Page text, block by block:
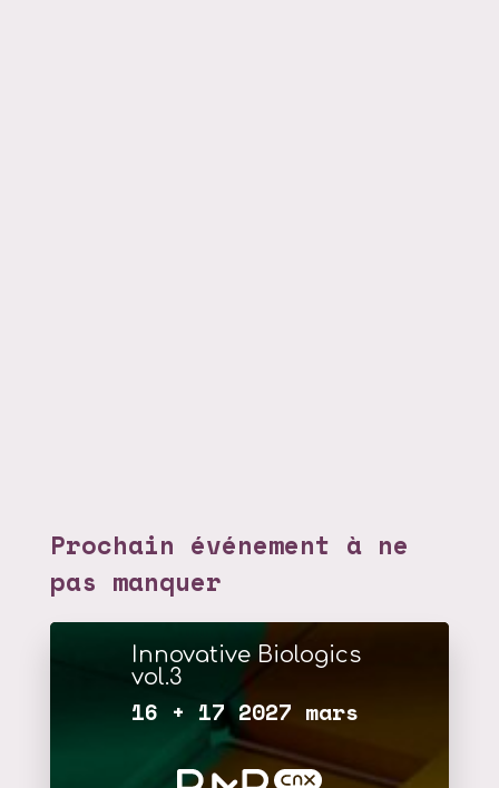
Prochain événement à ne
pas manquer
Innovative Biologics
vol.3
16 + 17 2027 mars